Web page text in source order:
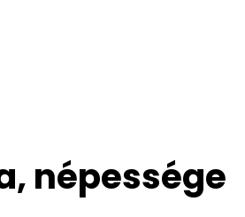
népessége